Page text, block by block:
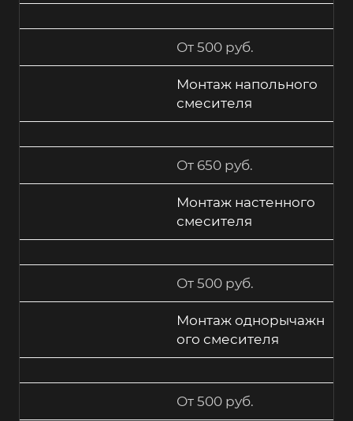
От 500 руб.
Монтаж напольного
смесителя
От 650 руб.
Монтаж настенного
смесителя
От 500 руб.
Монтаж однорычажн
ого смесителя
От 500 руб.